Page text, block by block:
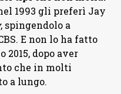
1993 gli preferì Jay
, spingendolo a
E non lo ha fatto
2015, dopo aver
che in molti
a lungo.